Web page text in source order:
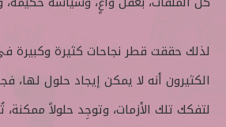
لذلك حققت قطر نجاحات كثيرة وكبيرة
الكثيرون أنه لا يمكن إيجاد حلول
لتفكك تلك الأزمات، وتوجِد حلولاً